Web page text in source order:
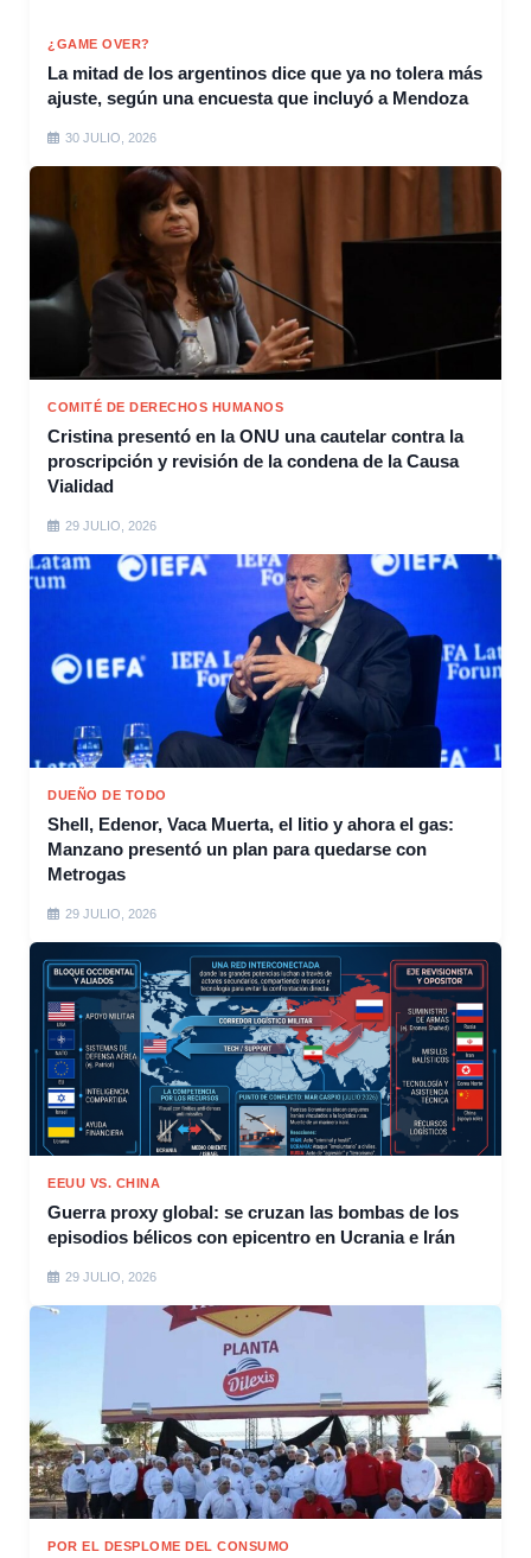
¿GAME OVER?
La mitad de los argentinos dice que ya no tolera más
ajuste, según una encuesta que incluyó a Mendoza
30 JULIO, 2026
COMITÉ DE DERECHOS HUMANOS
Cristina presentó en la ONU una cautelar contra la
proscripción y revisión de la condena de la Causa
Vialidad
29 JULIO, 2026
DUEÑO DE TODO
Shell, Edenor, Vaca Muerta, el litio y ahora el gas:
Manzano presentó un plan para quedarse con
Metrogas
29 JULIO, 2026
EEUU VS. CHINA
Guerra proxy global: se cruzan las bombas de los
episodios bélicos con epicentro en Ucrania e Irán
29 JULIO, 2026
POR EL DESPLOME DEL CONSUMO